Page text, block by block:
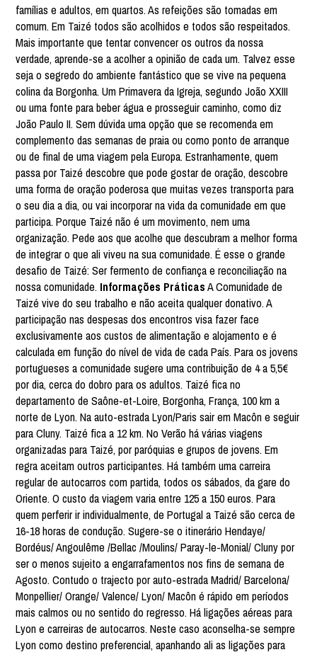
famílias e adultos, em quartos. As refeições são tomadas em
comum. Em Taizé todos são acolhidos e todos são respeitados.
Mais importante que tentar convencer os outros da nossa
verdade, aprende-se a acolher a opinião de cada um. Talvez esse
seja o segredo do ambiente fantástico que se vive na pequena
colina da Borgonha. Um Primavera da Igreja, segundo João XXIII
ou uma fonte para beber água e prosseguir caminho, como diz
João Paulo II. Sem dúvida uma opção que se recomenda em
complemento das semanas de praia ou como ponto de arranque
ou de final de uma viagem pela Europa. Estranhamente, quem
passa por Taizé descobre que pode gostar de oração, descobre
uma forma de oração poderosa que muitas vezes transporta para
o seu dia a dia, ou vai incorporar na vida da comunidade em que
participa. Porque Taizé não é um movimento, nem uma
organização. Pede aos que acolhe que descubram a melhor forma
de integrar o que ali viveu na sua comunidade. É esse o grande
desafio de Taizé: Ser fermento de confiança e reconciliação na
nossa comunidade. Informações PráticasA Comunidade de
Taizé vive do seu trabalho e não aceita qualquer donativo. A
participação nas despesas dos encontros visa fazer face
exclusivamente aos custos de alimentação e alojamento e é
calculada em função do nível de vida de cada País. Para os jovens
portugueses a comunidade sugere uma contribuição de 4 a 5,5€
por dia, cerca do dobro para os adultos. Taizé fica no
departamento de Saône-et-Loire, Borgonha, França, 100 km a
norte de Lyon. Na auto-estrada Lyon/Paris sair em Macôn e seguir
para Cluny. Taizé fica a 12 km. No Verão há várias viagens
organizadas para Taizé, por paróquias e grupos de jovens. Em
regra aceitam outros participantes. Há também uma carreira
regular de autocarros com partida, todos os sábados, da gare do
Oriente. O custo da viagem varia entre 125 a 150 euros. Para
quem perferir ir individualmente, de Portugal a Taizé são cerca de
16-18 horas de condução. Sugere-se o itinerário Hendaye/
Bordéus/ Angoulême /Bellac /Moulins/ Paray-le-Monial/ Cluny por
ser o menos sujeito a engarrafamentos nos fins de semana de
Agosto. Contudo o trajecto por auto-estrada Madrid/ Barcelona/
Monpellier/ Orange/ Valence/ Lyon/ Macôn é rápido em períodos
mais calmos ou no sentido do regresso. Há ligações aéreas para
Lyon e carreiras de autocarros. Neste caso aconselha-se sempre
Lyon como destino preferencial, apanhando ali as ligações para